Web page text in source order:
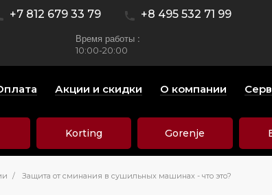
+7 812 679 33 79 +8 495 532 71 99
Время работы :
10:00-20:00
Акции и скидки О компании
Korting Gorenje
/ Защита от сминания в сушильных машинах - что это?